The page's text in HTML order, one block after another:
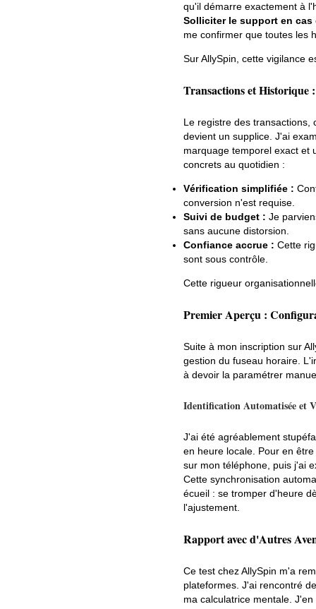
qu'il démarre exactement à
Solliciter le support en cas
me confirmer que toutes les
Sur AllySpin, cette vigilance
Transactions et Historique
Le registre des transactions,
devient un supplice. J'ai
marquage temporel exact et
concrets au quotidien :
Vérification simplifiée :
conversion n'est requise.
Suivi de budget : Je
sans aucune distorsion.
Confiance accrue : Cette
sont sous contrôle.
Cette rigueur
Premier Aperçu :
Suite à mon inscription sur
gestion du fuseau horaire.
à devoir la paramétrer
Identification Automatisée et
J'ai été agréablement
en heure locale. Pour en
sur mon téléphone, puis j'ai
Cette synchronisation
écueil : se tromper d'heure
l'ajustement.
Rapport avec d'Autres
Ce test chez AllySpin m'a
plateformes. J'ai rencontré
ma calculatrice mentale.